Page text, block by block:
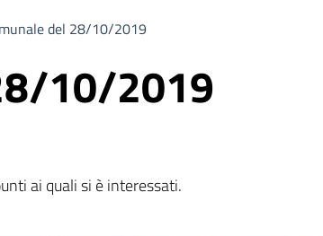
del 28/10/2019
10/2019
ai quali si è interessati.